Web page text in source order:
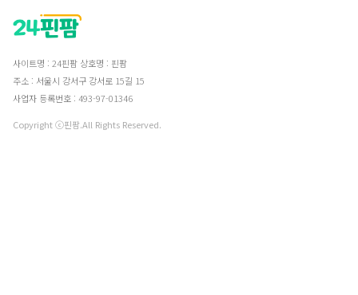
사이트명 : 24핀팜 상호명 : 핀팜
주소 : 서울시 강서구 강서로 15길 15
사업자 등록번호 : 493-97-01346
Copyright ⓒ핀팜.All Rights Reserved.